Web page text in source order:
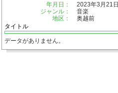
年月日：
2023年3月21日
ジャンル：
音楽
地区：
奥越前
タイトル
データがありません。